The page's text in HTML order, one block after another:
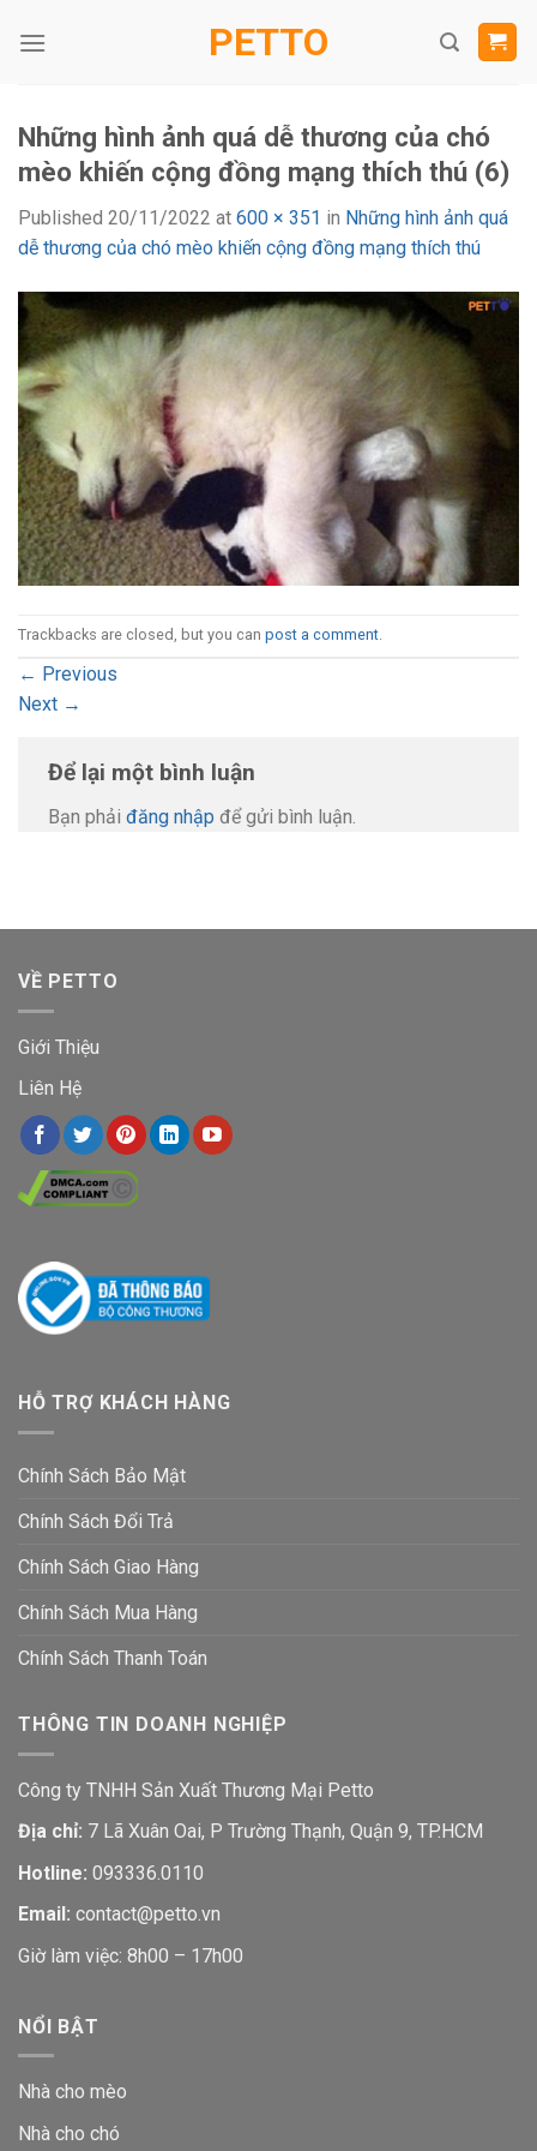
PETTO
Những hình ảnh quá dễ thương của chó
mèo khiến cộng đồng mạng thích thú (6)
Published 20/11/2022 at 600 × 351 in Những hình ảnh quá
dễ thương của chó mèo khiến cộng đồng mạng thích thú
Trackbacks are closed, but you can post a comment.
← Previous
Next →
Để lại một bình luận
Bạn phải đăng nhập để gửi bình luận.
VỀ PETTO
Giới Thiệu
Liên Hệ
HỖ TRỢ KHÁCH HÀNG
Chính Sách Bảo Mật
Chính Sách Đổi Trả
Chính Sách Giao Hàng
Chính Sách Mua Hàng
Chính Sách Thanh Toán
THÔNG TIN DOANH NGHIỆP
Công ty TNHH Sản Xuất Thương Mại Petto
Địa chỉ: 7 Lã Xuân Oai, P Trường Thạnh, Quận 9, TP.HCM
Hotline: 093336.0110
Email: contact@petto.vn
Giờ làm việc: 8h00 – 17h00
NỔI BẬT
Nhà cho mèo
Nhà cho chó